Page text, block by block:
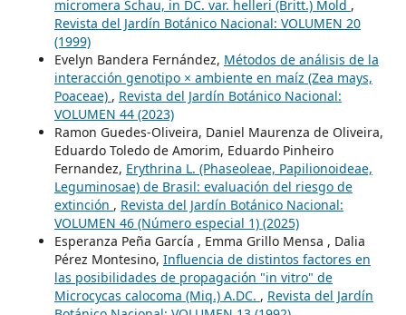
micromera Schau, in DC. var. helleri (Britt.) Mold ,
Revista del Jardín Botánico Nacional: VOLUMEN 20
(1999)
Evelyn Bandera Fernández, Métodos de análisis de la
interacción genotipo × ambiente en maíz (Zea mays,
Poaceae) , Revista del Jardín Botánico Nacional:
VOLUMEN 44 (2023)
Ramon Guedes-Oliveira, Daniel Maurenza de Oliveira,
Eduardo Toledo de Amorim, Eduardo Pinheiro
Fernandez, Erythrina L. (Phaseoleae, Papilionoideae,
Leguminosae) de Brasil: evaluación del riesgo de
extinción , Revista del Jardín Botánico Nacional:
VOLUMEN 46 (Número especial 1) (2025)
Esperanza Peña García , Emma Grillo Mensa , Dalia
Pérez Montesino, Influencia de distintos factores en
las posibilidades de propagación "in vitro" de
Microcycas calocoma (Miq.) A.DC. , Revista del Jardín